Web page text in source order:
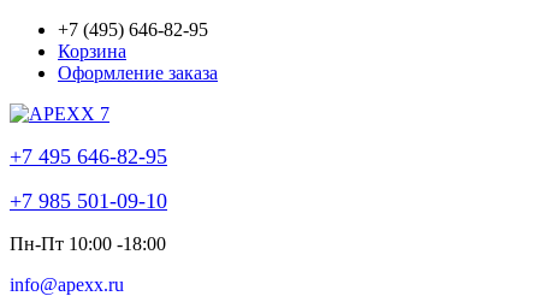
+7 (495) 646-82-95
Корзина
Оформление заказа
+7 495 646-82-95
+7 985 501-09-10
Пн-Пт 10:00 -18:00
info@apexx.ru